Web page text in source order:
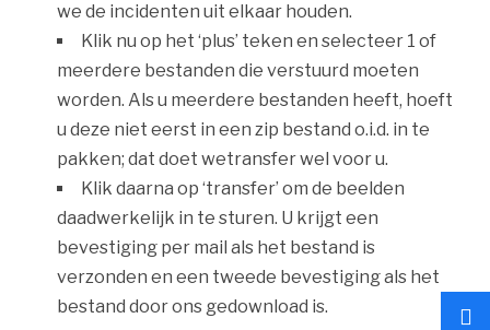
we de incidenten uit elkaar houden.
Klik nu op het ‘plus’ teken en selecteer 1 of
meerdere bestanden die verstuurd moeten
worden. Als u meerdere bestanden heeft, hoeft
u deze niet eerst in een zip bestand o.i.d. in te
pakken; dat doet wetransfer wel voor u.
Klik daarna op ‘transfer’ om de beelden
daadwerkelijk in te sturen. U krijgt een
bevestiging per mail als het bestand is
verzonden en een tweede bevestiging als het
bestand door ons gedownload is.